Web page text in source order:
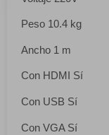
Peso 10.4 kg
Ancho 1 m
Con HDMI Sí
Con USB Sí
Con VGA Sí